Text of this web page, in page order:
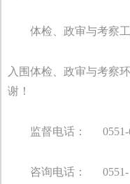
体检、政审与考察
入围体检、政审与考察
谢！
监督电话：
咨询电话： 0551-